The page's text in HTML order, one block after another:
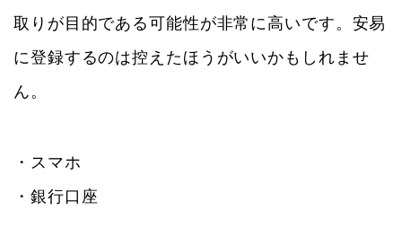
取りが目的である可能性が非常に高いです。安易
に登録するのは控えたほうがいいかもしれませ
ん。
・スマホ
・銀行口座